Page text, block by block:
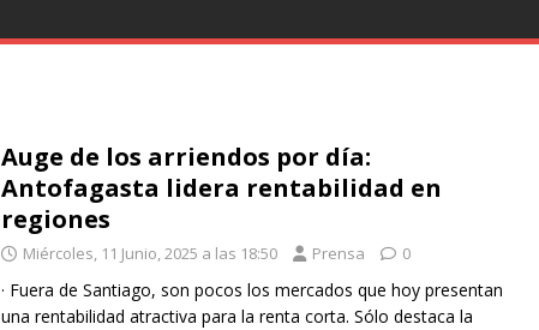
Auge de los arriendos por día:
Antofagasta lidera rentabilidad en
regiones
Miércoles, 11 Junio, 2025 a las 18:50 Prensa 0
· Fuera de Santiago, son pocos los mercados que hoy presentan
una rentabilidad atractiva para la renta corta. Sólo destaca la